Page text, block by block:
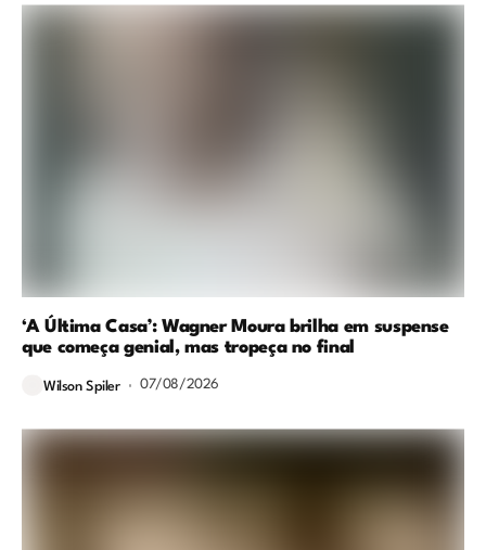
‘A Última Casa’: Wagner Moura brilha em suspense
que começa genial, mas tropeça no final
Wilson Spiler 07/08/2026